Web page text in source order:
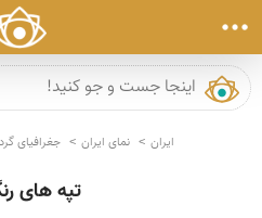
ایران نمای ایران جغرافیای
تپه های